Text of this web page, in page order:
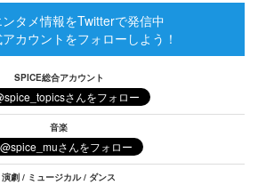
タメ情報をTwitterで発信中
カウントをフォローしよう！
SPICE総合アカウント
音楽
演劇 / ミュージカル / ダンス